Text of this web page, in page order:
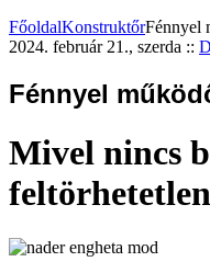
FőoldalKonstruktőrFénnyel
2024. február 21., szerda ::
Fénnyel
Mivel nincs